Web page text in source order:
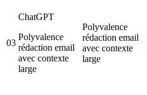
03
ChatGPT
Polyvalence
rédaction email
avec contexte
large
Polyvalence
rédaction email
avec contexte
large